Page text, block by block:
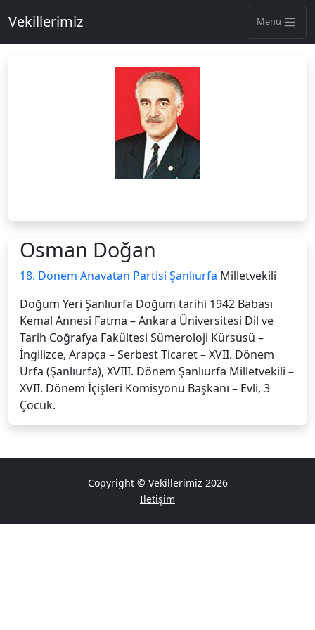
Vekillerimiz Menu
Osman Doğan
18. Dönem Anavatan Partisi Şanlıurfa Milletvekili
Doğum Yeri Şanlıurfa Doğum tarihi 1942 Babası
Kemal Annesi Fatma – Ankara Üniversitesi Dil ve
Tarih Coğrafya Fakültesi Sümeroloji Kürsüsü –
İngilizce, Arapça – Serbest Ticaret – XVII. Dönem
Urfa (Şanlıurfa), XVIII. Dönem Şanlıurfa Milletvekili –
XVII. Dönem İçişleri Komisyonu Başkanı – Evli, 3
Çocuk.
Copyright © Vekillerimiz 2026
İletişim